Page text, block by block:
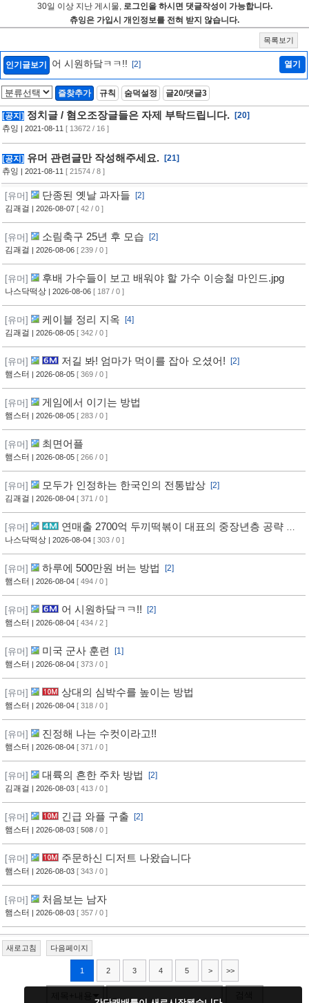
30일 이상 지난 게시물, 로그인을 하시면 댓글작성이 가능합니다.
츄잉은 가입시 개인정보를 전혀 받지 않습니다.
목록보기
인기글보기 어 시원하닼ㅋㅋ!! [2] 열기
즐찾추가 규칙 숨덕설정 글20/댓글3
[공지] 정치글 / 혐오조장글들은 자제 부탁드립니다.
[20]
츄잉 | 2021-08-11 [ 13672 / 16 ]
[공지] 유머 관련글만 작성해주세요.
[21]
츄잉 | 2021-08-11 [ 21574 / 8 ]
[유머] 단종된 옛날 과자들
[2]
김괘걸 | 2026-08-07 [ 42 / 0 ]
[유머] 소림축구 25년 후 모습
[2]
김괘걸 | 2026-08-06 [ 239 / 0 ]
[유머] 후배 가수들이 보고 배워야 할 가수 이승철 마인드.jpg
나스닥떡상 | 2026-08-06 [ 187 / 0 ]
[유머] 케이블 정리 지옥
[4]
김괘걸 | 2026-08-05 [ 342 / 0 ]
[유머] 저길 봐! 엄마가 먹이를 잡아 오셨어!
[2]
햄스터 | 2026-08-05 [ 369 / 0 ]
[유머] 게임에서 이기는 방법
햄스터 | 2026-08-05 [ 283 / 0 ]
[유머] 최면어플
햄스터 | 2026-08-05 [ 266 / 0 ]
[유머] 모두가 인정하는 한국인의 전통밥상
[2]
김괘걸 | 2026-08-04 [ 371 / 0 ]
[유머]
연매출 2700억 두끼떡볶이 대표의 중장년층 공략 방
법
나스닥떡상 | 2026-08-04 [ 303 / 0 ]
[유머] 하루에 500만원 버는 방법
[2]
햄스터 | 2026-08-04 [ 494 / 0 ]
[유머] 어 시원하닼ㅋㅋ!!
[2]
햄스터 | 2026-08-04 [ 434 / 2 ]
[유머] 미국 군사 훈련
[1]
햄스터 | 2026-08-04 [ 373 / 0 ]
[유머] 상대의 심박수를 높이는 방법
햄스터 | 2026-08-04 [ 318 / 0 ]
[유머] 진정해 나는 수컷이라고!!
햄스터 | 2026-08-04 [ 371 / 0 ]
[유머] 대륙의 흔한 주차 방법
[2]
김괘걸 | 2026-08-03 [ 413 / 0 ]
[유머] 긴급 와플 구출
[2]
햄스터 | 2026-08-03 [ 508 / 0 ]
[유머] 주문하신 디저트 나왔습니다
햄스터 | 2026-08-03 [ 343 / 0 ]
[유머] 처음보는 남자
햄스터 | 2026-08-03 [ 357 / 0 ]
새로고침 다음페이지
1 2 3 4 5 > >>